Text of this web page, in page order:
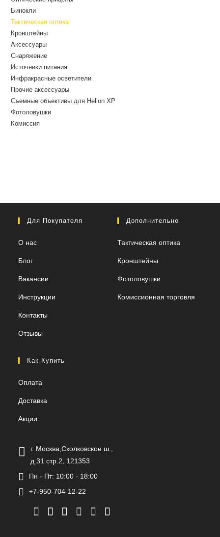
Бинокли
Тактическая оптика
Кронштейны
Аксессуары
Снаряжение
Источники питания
Инфракрасные осветители
Прочие аксессуары
Съемные объективы для Helion XP
Фотоловушки
Комиссия
Для Покупателя
О нас
Блог
Вакансии
Инструкции
Контакты
Отзывы
Дополнительно
Тактическая оптика
Кронштейны
Фотоловушки
Комиссионная торговля
Как Купить
Оплата
Доставка
Акции
г. Москва,Сколковское ш.,
д.31 стр.2, 121353
Пн - Пт: 10:00 - 18:00
+7-950-704-12-22